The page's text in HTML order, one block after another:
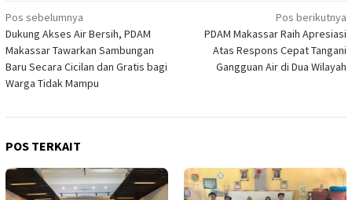
Navigasi
pos
Pos sebelumnya
Dukung Akses Air Bersih, PDAM
Makassar Tawarkan Sambungan
Baru Secara Cicilan dan Gratis bagi
Warga Tidak Mampu
Pos berikutnya
PDAM Makassar Raih Apresiasi
Atas Respons Cepat Tangani
Gangguan Air di Dua Wilayah
POS TERKAIT